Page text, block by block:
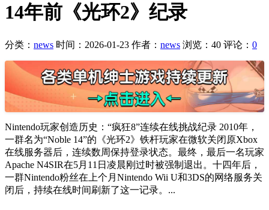
14年前《光环2》纪录
分类： news 时间：2026-01-23 作者： news 浏览：40 评论： 0
Nintendo玩家创造历史：“疯狂8”连续在线挑战纪录 2010年，
一群名为“Noble 14”的《光环2》铁杆玩家在微软关闭原Xbox
在线服务器后，连续数周保持登录状态。最终，最后一名玩家
Apache N4SIR在5月11日凌晨刚过时被强制退出。十四年后，
一群Nintendo粉丝在上个月Nintendo Wii U和3DS的网络服务关
闭后，持续在线时间刷新了这一记录。...